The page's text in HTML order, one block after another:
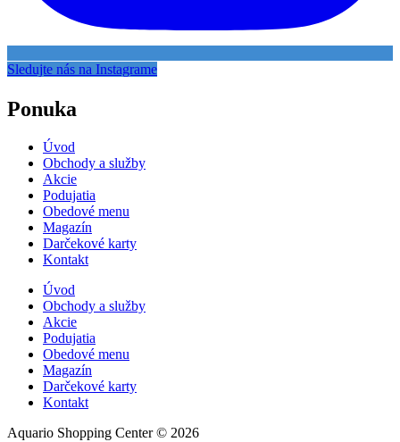
Sledujte nás na Instagrame
Ponuka
Úvod
Obchody a služby
Akcie
Podujatia
Obedové menu
Magazín
Darčekové karty
Kontakt
Úvod
Obchody a služby
Akcie
Podujatia
Obedové menu
Magazín
Darčekové karty
Kontakt
Aquario Shopping Center © 2026